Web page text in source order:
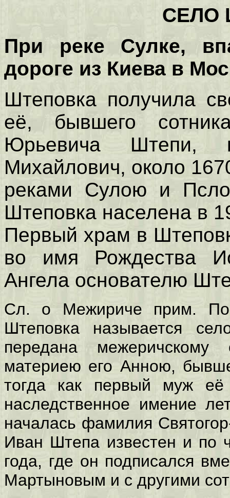
СЕЛО
При реке Сулке,
дороге из Киева в
Штеповка получила
её, бывшего
Юрьевича Штепи,
Михайлович, около
реками Сулою и
Штеповка населена в
Первый храм в
во имя Рождества
Ангела основателю
Сл. о Межириче прим. По
Штеповка называется
передана межеричскому
материею его Анною,
тогда как первый муж
наследственное имение
началась фамилия
Иван Штепа известен и по
года, где он подписался
Мартыновым и с другими